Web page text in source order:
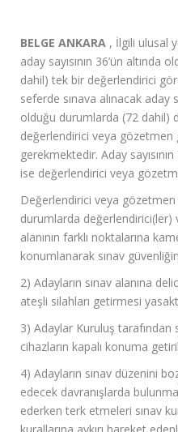
BELGE ANKARA , İlgili ulusal
aday sayısının 36’ün altında
dahil) tek bir değerlendirici
seferde sınava alınacak aday
olduğu durumlarda (72 dahil)
değerlendirici veya gözetmen
gerekmektedir. Aday
ise değerlendirici veya
Değerlendirici veya gözetmen
durumlarda değerlendirici(ler)
alanının farklı noktalarına
konumlanarak sınav
2) Adayların sınav alanına
ateşli silahları getirmesi
3) Adaylar Kuruluş
cihazların kapalı konuma
4) Adayların sınav düzenini
edecek davranışlarda
ederken terk etmeleri sınav